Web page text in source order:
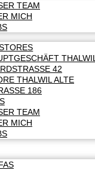
TEAM
MICH
THALWIL
42
THALWIL ALTE
186
TEAM
MICH